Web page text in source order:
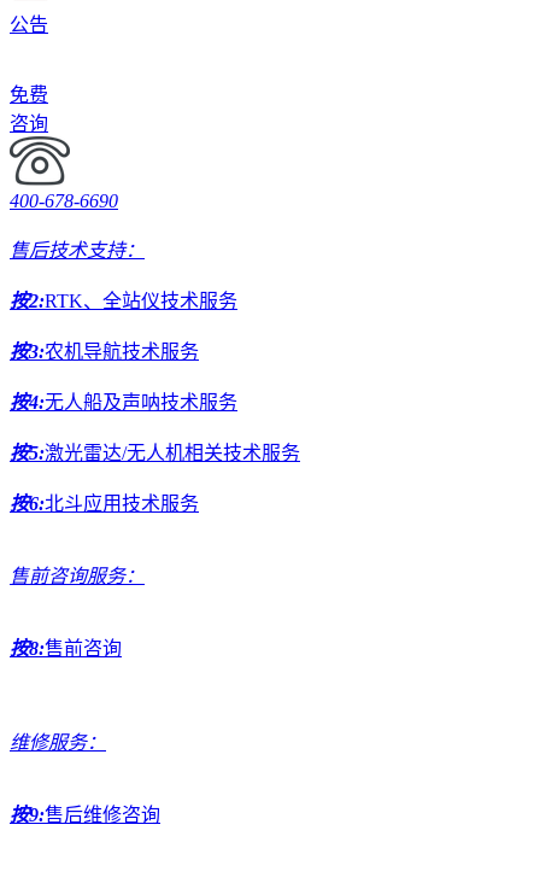
公告
免费
咨询
400-678-6690
售后技术支持：
按2:RTK、全站仪技术服务
按3:农机导航技术服务
按4:无人船及声呐技术服务
按5:激光雷达/无人机相关技术服务
按6:北斗应用技术服务
售前咨询服务：
按8:售前咨询
维修服务：
按9:售后维修咨询